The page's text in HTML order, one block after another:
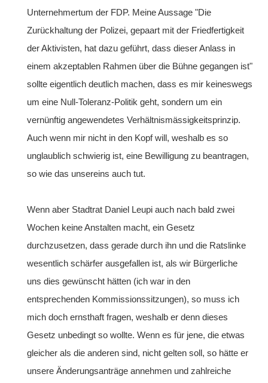
Unternehmertum der FDP. Meine Aussage "Die
Zurückhaltung der Polizei, gepaart mit der Friedfertigkeit
der Aktivisten, hat dazu geführt, dass dieser Anlass in
einem akzeptablen Rahmen über die Bühne gegangen ist"
sollte eigentlich deutlich machen, dass es mir keineswegs
um eine Null-Toleranz-Politik geht, sondern um ein
vernünftig angewendetes Verhältnismässigkeitsprinzip.
Auch wenn mir nicht in den Kopf will, weshalb es so
unglaublich schwierig ist, eine Bewilligung zu beantragen,
so wie das unsereins auch tut.
Wenn aber Stadtrat Daniel Leupi auch nach bald zwei
Wochen keine Anstalten macht, ein Gesetz
durchzusetzen, dass gerade durch ihn und die Ratslinke
wesentlich schärfer ausgefallen ist, als wir Bürgerliche
uns dies gewünscht hätten (ich war in den
entsprechenden Kommissionssitzungen), so muss ich
mich doch ernsthaft fragen, weshalb er denn dieses
Gesetz unbedingt so wollte. Wenn es für jene, die etwas
gleicher als die anderen sind, nicht gelten soll, so hätte er
unsere Änderungsanträge annehmen und zahlreiche